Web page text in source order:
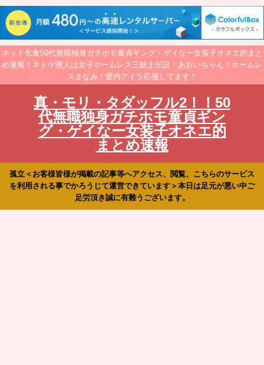
ネット乞食50代無職独身ガチホモ童貞ギング・ゲイなー女装子オネエ的まと
め速報！ネトゲ廃人は女子ホームレス三銃士伝説！あおいちゃん！ホームレ
スまなみ！愛内アイラ応援してます！
真・モリ・タダッフル2！！50
代無職独身ガチホモ童貞ギン
グ・ゲイなー女装子オネエ的
まとめ速報
孤立＜お客様皆様が掲載の記事等へアクセス、閲覧、こちらのサービス
を利用される事でかろうじて運営できています＞本日は足元が悪い中ご
足労頂き誠に有難うございます。